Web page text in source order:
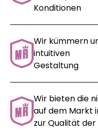
Konditionen
Wir kümmern
intuitiven
Gestaltung
Wir bieten die
auf dem Markt
zur Qualität